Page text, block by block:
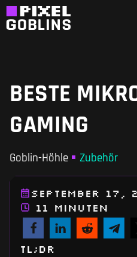
Zum
Inhalt
BESTE
GAMING
Goblin-Höhle Zubehör
TL;DR
September 17,
11 Minuten